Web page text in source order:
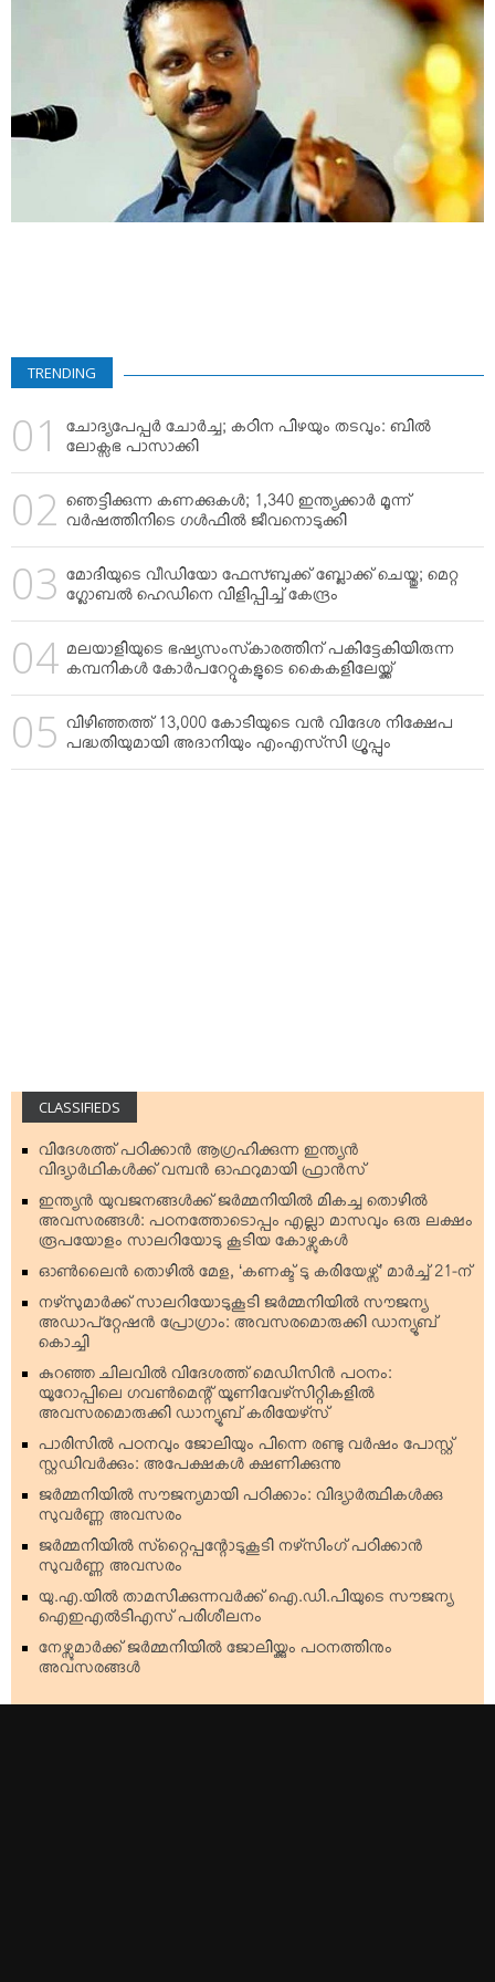
KARSHAKAN
TOURS & TRAVEL
TRENDING
ചോദ്യപേപ്പര്‍ ചോര്‍ച്ച; കഠിന പിഴയും തടവും: ബില്‍
ലോക്സഭ പാസാക്കി
ഞെട്ടിക്കുന്ന കണക്കുകള്‍; 1,340 ഇന്ത്യക്കാര്‍ മൂന്ന്
വര്‍ഷത്തിനിടെ ഗള്‍ഫില്‍ ജീവനൊടുക്കി
മോദിയുടെ വീഡിയോ ഫേസ്ബുക്ക് ബ്ലോക്ക് ചെയ്തു; മെറ്റ
ഗ്ലോബല്‍ ഹെഡിനെ വിളിപ്പിച്ച് കേന്ദ്രം
മലയാളിയുടെ ഭഷ്യസംസ്‌കാരത്തിന് പകിട്ടേകിയിരുന്ന
കമ്പനികള്‍ കോര്‍പറേറ്റുകളുടെ കൈകളിലേയ്ക്ക്
വിഴിഞ്ഞത്ത് 13,000 കോടിയുടെ വന്‍ വിദേശ നിക്ഷേപ
പദ്ധതിയുമായി അദാനിയും എംഎസ്‌സി ഗ്രൂപ്പും
CLASSIFIEDS
വിദേശത്ത് പഠിക്കാന്‍ ആഗ്രഹിക്കുന്ന ഇന്ത്യന്‍
വിദ്യാര്‍ഥികള്‍ക്ക് വമ്പന്‍ ഓഫറുമായി ഫ്രാന്‍സ്
ഇന്ത്യന്‍ യുവജനങ്ങള്‍ക്ക് ജര്‍മ്മനിയില്‍ മികച്ച തൊഴില്‍
അവസരങ്ങള്‍: പഠനത്തോടൊപ്പം എല്ലാ മാസവും ഒരു ലക്ഷം
രൂപയോളം സാലറിയോടു കൂടിയ കോഴ്സുകള്‍
ഓണ്‍ലൈന്‍ തൊഴില്‍ മേള, ‘കണക്ട് ടു കരിയേഴ്സ്’ മാര്‍ച്ച് 21-ന്
നഴ്‌സുമാര്‍ക്ക് സാലറിയോടുകൂടി ജര്‍മ്മനിയില്‍ സൗജന്യ
അഡാപ്റ്റേഷന്‍ പ്രോഗ്രാം: അവസരമൊരുക്കി ഡാന്യൂബ്
കൊച്ചി
കുറഞ്ഞ ചിലവില്‍ വിദേശത്ത് മെഡിസിന്‍ പഠനം:
യൂറോപ്പിലെ ഗവണ്‍മെന്റ് യൂണിവേഴ്‌സിറ്റികളില്‍
അവസരമൊരുക്കി ഡാന്യൂബ് കരിയേഴ്‌സ്
പാരിസില്‍ പഠനവും ജോലിയും പിന്നെ രണ്ടു വര്‍ഷം പോസ്റ്റ്
സ്റ്റഡിവര്‍ക്കും: അപേക്ഷകള്‍ ക്ഷണിക്കുന്നു
ജര്‍മ്മനിയില്‍ സൗജന്യമായി പഠിക്കാം: വിദ്യാര്‍ത്ഥികള്‍ക്കു
സുവര്‍ണ്ണ അവസരം
ജര്‍മ്മനിയില്‍ സ്‌റ്റൈപ്പന്റോടുകൂടി നഴ്‌സിംഗ് പഠിക്കാന്‍
സുവര്‍ണ്ണ അവസരം
യു.എ.യില്‍ താമസിക്കുന്നവര്‍ക്ക് ഐ.ഡി.പിയുടെ സൗജന്യ
ഐഇഎല്‍ടിഎസ് പരിശീലനം
നേഴ്സുമാര്‍ക്ക് ജര്‍മ്മനിയില്‍ ജോലിയ്ക്കും പഠനത്തിനും
അവസരങ്ങള്‍